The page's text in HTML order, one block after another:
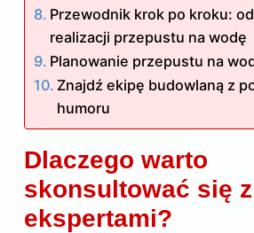
Przewodnik krok po kroku:
realizacji przepustu na wodę
Planowanie przepustu na
Znajdź ekipę budowlaną z
humoru
Dlaczego warto
skonsultować się z
ekspertami?